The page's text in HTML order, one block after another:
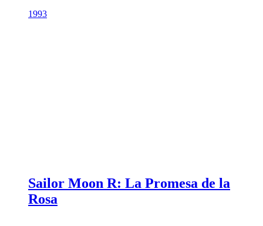
1993
Sailor Moon R: La Promesa de la
Rosa